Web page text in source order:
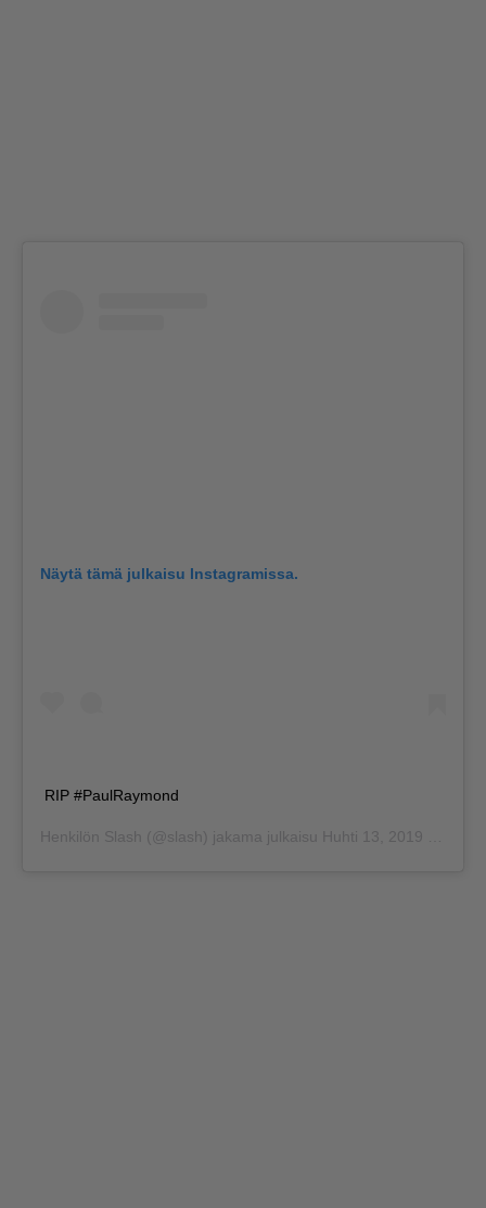
Näytä tämä julkaisu Instagramissa.
RIP #PaulRaymond
Henkilön Slash (@slash) jakama julkaisu Huhti 13, 2019 kello 1.58 PDT